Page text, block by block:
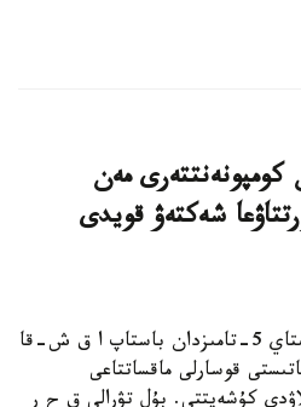
مەن
شەكتەۋ قويدى
استانا. KAZINFORM - قىتاي 5-تامىزدان باستاپ ا ق ش-قا
قوسارلى ماقساتتاعى
كۇشەيتتى. بۇل تۋرالى ق ح ر